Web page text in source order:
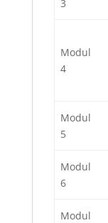
3
Modul
4
Modul
5
Modul
6
Modul